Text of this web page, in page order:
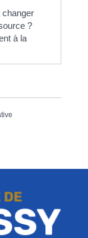
?
à la